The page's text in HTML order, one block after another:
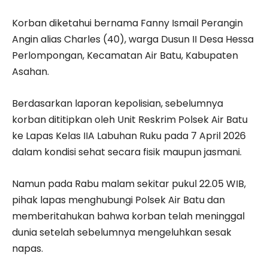
Korban diketahui bernama Fanny Ismail Perangin
Angin alias Charles (40), warga Dusun II Desa Hessa
Perlompongan, Kecamatan Air Batu, Kabupaten
Asahan.
Berdasarkan laporan kepolisian, sebelumnya
korban dititipkan oleh Unit Reskrim Polsek Air Batu
ke Lapas Kelas IIA Labuhan Ruku pada 7 April 2026
dalam kondisi sehat secara fisik maupun jasmani.
Namun pada Rabu malam sekitar pukul 22.05 WIB,
pihak lapas menghubungi Polsek Air Batu dan
memberitahukan bahwa korban telah meninggal
dunia setelah sebelumnya mengeluhkan sesak
napas.